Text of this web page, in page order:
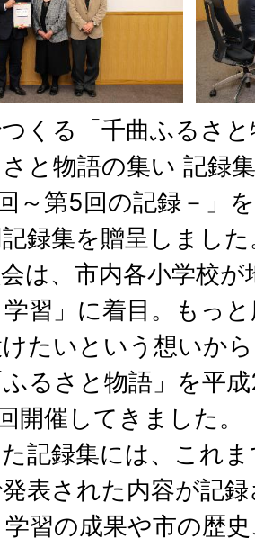
くる「千曲ふるさ
さと物語の集い 記録
～第5回の記録－」
録集を贈呈しました
は、市内各小学校
学習」に着目。もっ
たいという想いか
るさと物語」を平
開催してきました。
記録集には、これ
表された内容が記
習の成果や市の歴